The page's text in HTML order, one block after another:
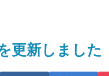
更新しました